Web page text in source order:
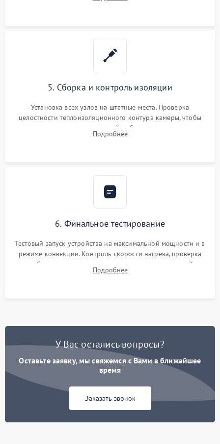
выгоревших реле, восстановление контактов и замена
5. Сборка и контроль изоляции
Установка всех узлов на штатные места. Проверка
целостности теплоизоляционного контура камеры, чтобы
исключить перегрев кухонной мебели и потерю тепла.
Надежная фиксация клемм и сборка корпуса шкафа.
Подробнее
6. Финальное тестирование
Тестовый запуск устройства на максимальной мощности и в
режиме конвекции. Контроль скорости нагрева, проверка
срабатывания термостата при достижении заданной
температуры и тест на отсутствие утечек тока.
Подробнее
У Вас остались вопросы?
Оставьте заявку, мы свяжемся с Вами в ближайшее
время
Заказать звонок